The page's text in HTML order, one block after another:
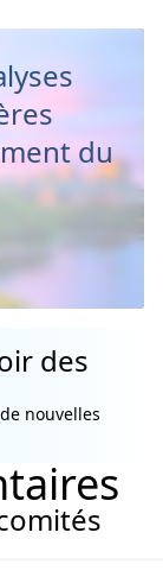
du
des
nouvelles